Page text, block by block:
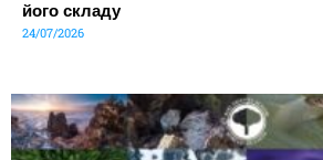
його складу
24/07/2026